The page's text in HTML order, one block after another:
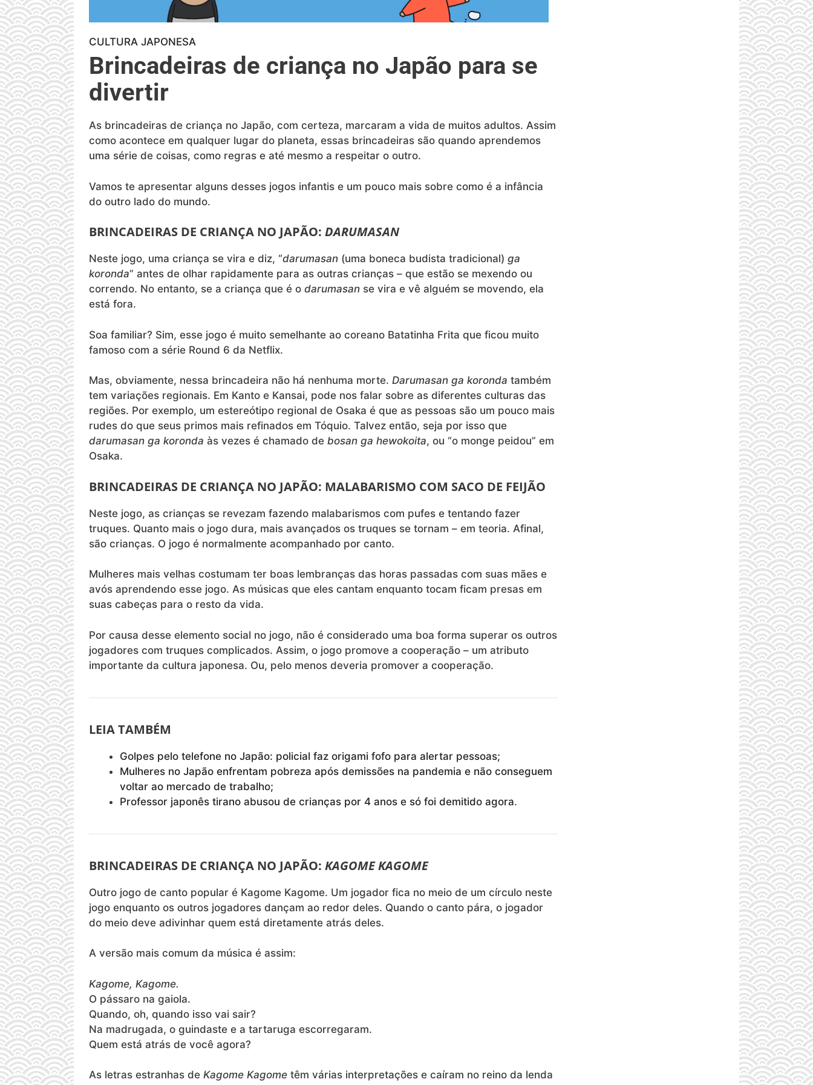
CULTURA JAPONESA
Brincadeiras de criança no Japão para se
divertir
As brincadeiras de criança no Japão, com certeza, marcaram a vida de muitos adultos. Assim
como acontece em qualquer lugar do planeta, essas brincadeiras são quando aprendemos
uma série de coisas, como regras e até mesmo a respeitar o outro.
Vamos te apresentar alguns desses jogos infantis e um pouco mais sobre como é a infância
do outro lado do mundo.
BRINCADEIRAS DE CRIANÇA NO JAPÃO: DARUMASAN
Neste jogo, uma criança se vira e diz, “darumasan (uma boneca budista tradicional) ga
koronda” antes de olhar rapidamente para as outras crianças – que estão se mexendo ou
correndo. No entanto, se a criança que é o darumasan se vira e vê alguém se movendo, ela
está fora.
Soa familiar? Sim, esse jogo é muito semelhante ao coreano Batatinha Frita que ficou muito
famoso com a série Round 6 da Netflix.
Mas, obviamente, nessa brincadeira não há nenhuma morte. Darumasan ga koronda também
tem variações regionais. Em Kanto e Kansai, pode nos falar sobre as diferentes culturas das
regiões. Por exemplo, um estereótipo regional de Osaka é que as pessoas são um pouco mais
rudes do que seus primos mais refinados em Tóquio. Talvez então, seja por isso que
darumasan ga koronda às vezes é chamado de bosan ga hewokoita, ou “o monge peidou” em
Osaka.
BRINCADEIRAS DE CRIANÇA NO JAPÃO: MALABARISMO COM SACO DE FEIJÃO
Neste jogo, as crianças se revezam fazendo malabarismos com pufes e tentando fazer
truques. Quanto mais o jogo dura, mais avançados os truques se tornam – em teoria. Afinal,
são crianças. O jogo é normalmente acompanhado por canto.
Mulheres mais velhas costumam ter boas lembranças das horas passadas com suas mães e
avós aprendendo esse jogo. As músicas que eles cantam enquanto tocam ficam presas em
suas cabeças para o resto da vida.
Por causa desse elemento social no jogo, não é considerado uma boa forma superar os outros
jogadores com truques complicados. Assim, o jogo promove a cooperação – um atributo
importante da cultura japonesa. Ou, pelo menos deveria promover a cooperação.
LEIA TAMBÉM
Golpes pelo telefone no Japão: policial faz origami fofo para alertar pessoas;
Mulheres no Japão enfrentam pobreza após demissões na pandemia e não conseguem
voltar ao mercado de trabalho;
Professor japonês tirano abusou de crianças por 4 anos e só foi demitido agora.
BRINCADEIRAS DE CRIANÇA NO JAPÃO: KAGOME KAGOME
Outro jogo de canto popular é Kagome Kagome. Um jogador fica no meio de um círculo neste
jogo enquanto os outros jogadores dançam ao redor deles. Quando o canto pára, o jogador
do meio deve adivinhar quem está diretamente atrás deles.
A versão mais comum da música é assim:
Kagome, Kagome.
O pássaro na gaiola.
Quando, oh, quando isso vai sair?
Na madrugada, o guindaste e a tartaruga escorregaram.
Quem está atrás de você agora?
As letras estranhas de Kagome Kagome têm várias interpretações e caíram no reino da lenda